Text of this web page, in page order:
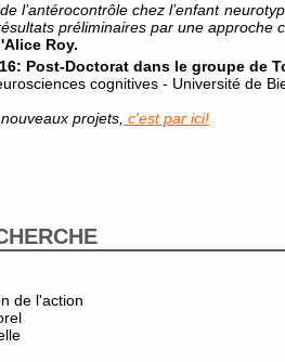
l’antérocontrôle chez l’enfant
préliminaires par une approche
Roy.
Post-Doctorat dans le groupe de
cognitives - Université de
projets, c'est par ici!
de l'action